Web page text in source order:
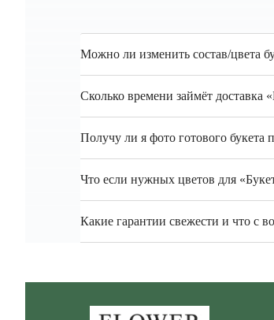
Можно ли изменить состав/цвета
Сколько времени займёт
Получу ли я фото готового букета
Что если нужных цветов для
Какие гарантии свежести и что с